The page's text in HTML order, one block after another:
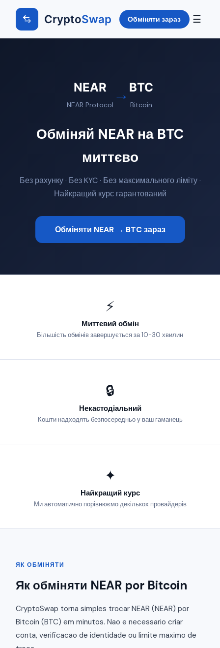
CryptoSwap Обміняти зараз ☰
NEAR
NEAR Protocol
→ BTC
Bitcoin
Обміняй NEAR на BTC
миттєво
Без рахунку · Без KYC · Без максимального ліміту ·
Найкращий курс гарантований
Обміняти NEAR → BTC зараз
⚡
Миттєвий обмін
Більшість обмінів завершується за 10-30 хвилин
🔒
Некастодіальний
Кошти надходять безпосередньо у ваш гаманець
✦
Найкращий курс
Ми автоматично порівнюємо декількох провайдерів
ЯК ОБМІНЯТИ
Як обміняти NEAR por Bitcoin
CryptoSwap torna simples trocar NEAR (NEAR) por
Bitcoin (BTC) em minutos. Nao e necessario criar
conta, verificacao de identidade ou limite maximo de